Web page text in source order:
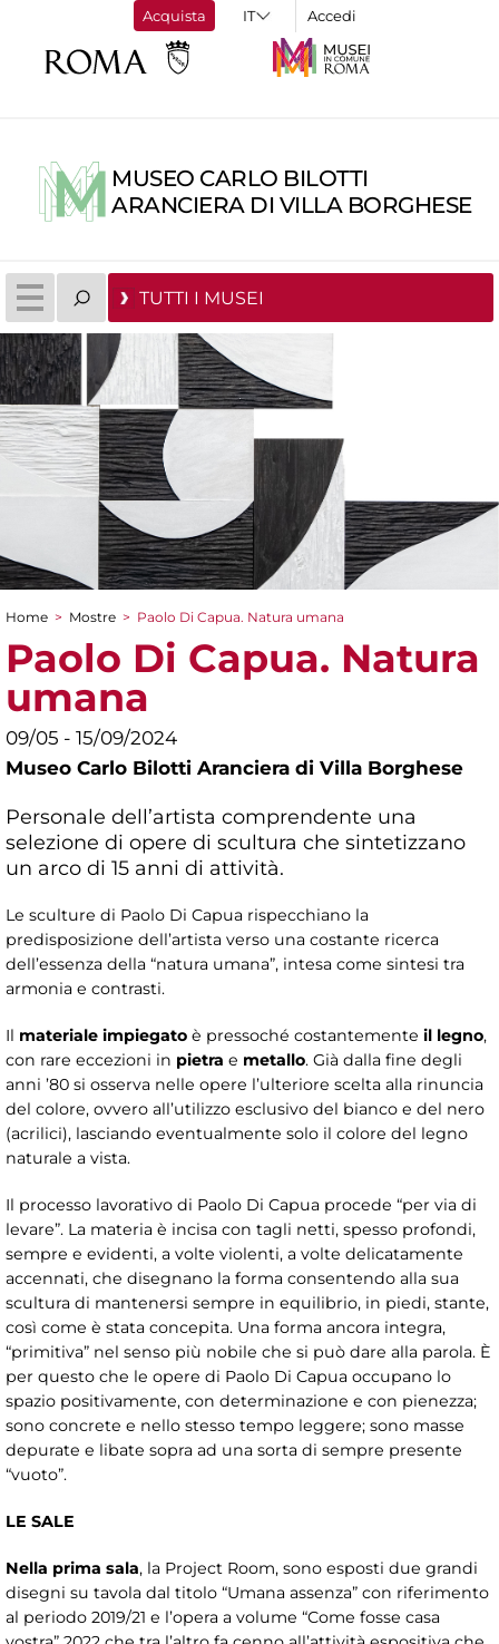
Acquista Accedi
MUSEO CARLO BILOTTI
ARANCIERA DI VILLA BORGHESE
TUTTI I MUSEI
Tu sei qui
Home > Mostre > Paolo Di Capua. Natura umana
Paolo Di Capua. Natura
umana
09/05 - 15/09/2024
Museo Carlo Bilotti Aranciera di Villa Borghese
Personale dell’artista comprendente una
selezione di opere di scultura che sintetizzano
un arco di 15 anni di attività.
Le sculture di Paolo Di Capua rispecchiano la
predisposizione dell’artista verso una costante ricerca
dell’essenza della “natura umana”, intesa come sintesi tra
armonia e contrasti.
Il materiale impiegato è pressoché costantemente il legno,
con rare eccezioni in pietra e metallo. Già dalla fine degli
anni ’80 si osserva nelle opere l’ulteriore scelta alla rinuncia
del colore, ovvero all’utilizzo esclusivo del bianco e del nero
(acrilici), lasciando eventualmente solo il colore del legno
naturale a vista.
Il processo lavorativo di Paolo Di Capua procede “per via di
levare”. La materia è incisa con tagli netti, spesso profondi,
sempre e evidenti, a volte violenti, a volte delicatamente
accennati, che disegnano la forma consentendo alla sua
scultura di mantenersi sempre in equilibrio, in piedi, stante,
così come è stata concepita. Una forma ancora integra,
“primitiva” nel senso più nobile che si può dare alla parola. È
per questo che le opere di Paolo Di Capua occupano lo
spazio positivamente, con determinazione e con pienezza;
sono concrete e nello stesso tempo leggere; sono masse
depurate e libate sopra ad una sorta di sempre presente
“vuoto”.
LE SALE
Nella prima sala, la Project Room, sono esposti due grandi
disegni su tavola dal titolo “Umana assenza” con riferimento
al periodo 2019/21 e l’opera a volume “Come fosse casa